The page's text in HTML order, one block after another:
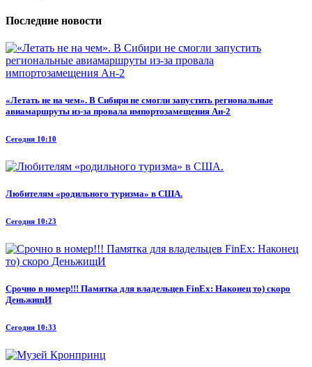
Последние новости
«Летать не на чем». В Сибири не смогли запустить региональные
авиамаршруты из-за провала импортозамещения Ан-2
Сегодня 10:10
Любителям «родильного туризма» в США.
Сегодня 10:23
Срочно в номер!!! Памятка для владельцев FinEx: Наконец то) скоро
ДеньжищИ
Сегодня 10:33